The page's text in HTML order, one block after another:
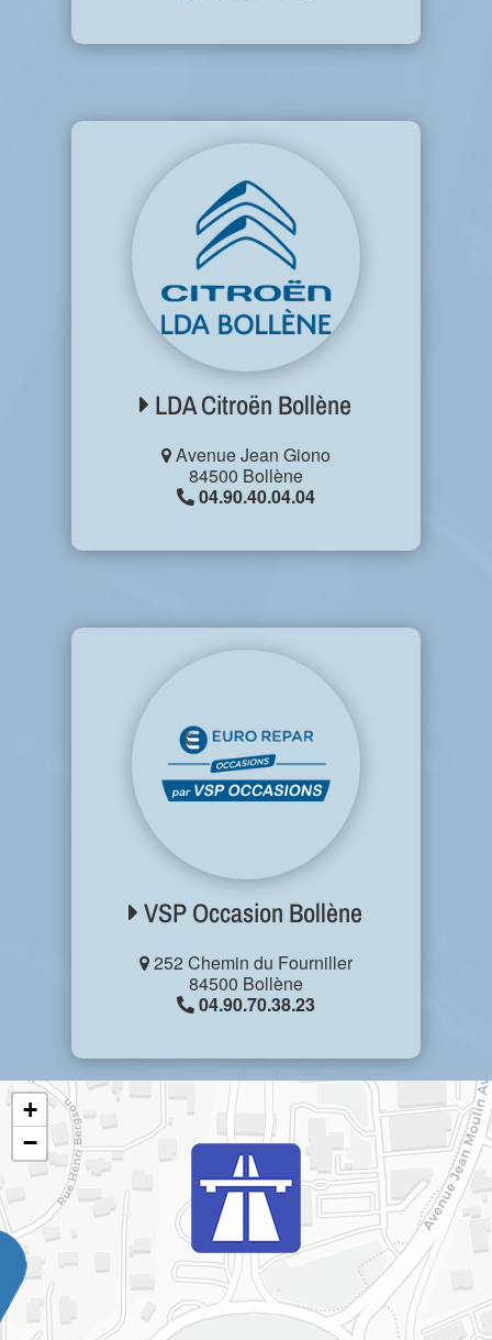
LDA Citroën Bollène
Avenue Jean Giono
84500 Bollène
04.90.40.04.04
VSP Occasion Bollène
252 Chemin du Fourniller
84500 Bollène
04.90.70.38.23
+
−